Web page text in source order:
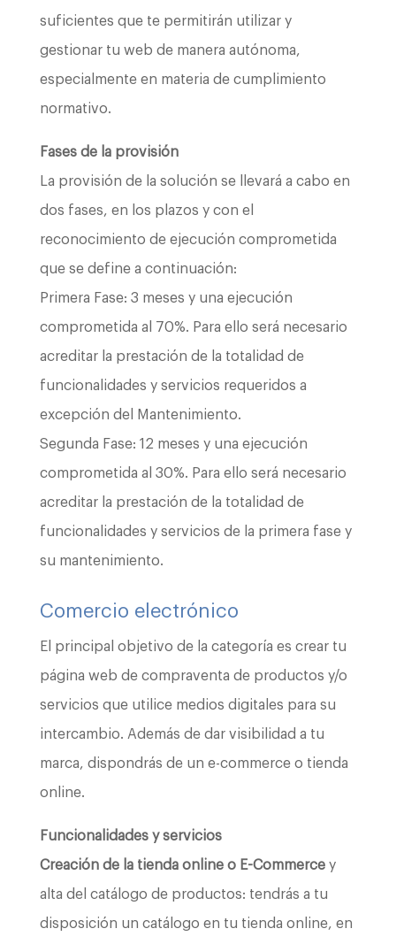
suficientes que te permitirán utilizar y
gestionar tu web de manera autónoma,
especialmente en materia de cumplimiento
normativo.
Fases de la provisión
La provisión de la solución se llevará a cabo en
dos fases, en los plazos y con el
reconocimiento de ejecución comprometida
que se define a continuación:
Primera Fase: 3 meses y una ejecución
comprometida al 70%. Para ello será necesario
acreditar la prestación de la totalidad de
funcionalidades y servicios requeridos a
excepción del Mantenimiento.
Segunda Fase: 12 meses y una ejecución
comprometida al 30%. Para ello será necesario
acreditar la prestación de la totalidad de
funcionalidades y servicios de la primera fase y
su mantenimiento.
Comercio electrónico
El principal objetivo de la categoría es crear tu
página web de compraventa de productos y/o
servicios que utilice medios digitales para su
intercambio. Además de dar visibilidad a tu
marca, dispondrás de un e-commerce o tienda
online.
Funcionalidades y servicios
Creación de la tienda online o E-Commercey
alta del catálogo de productos: tendrás a tu
disposición un catálogo en tu tienda online, en